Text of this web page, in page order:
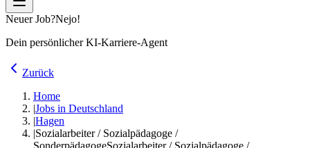
Neuer Job?Nejo!
Dein persönlicher KI-Karriere-Agent
Zurück
Home
|Jobs in Deutschland
|Hagen
|Sozialarbeiter / Sozialpädagoge /
SonderpädagogeSozialarbeiter / Sozialpädagoge /